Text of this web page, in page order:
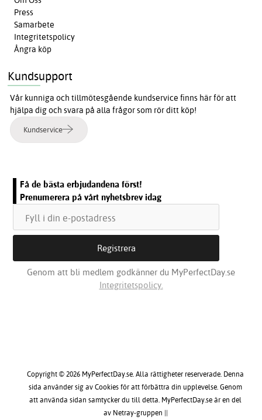
Press
Samarbete
Integritetspolicy
Ångra köp
Kundsupport
Vår kunniga och tillmötesgående kundservice finns här för att
hjälpa dig och svara på alla frågor som rör ditt köp!
Kundservice
Få de bästa erbjudandena först!
Prenumerera på vårt nyhetsbrev idag
Genom att bli medlem godkänner du MyPerfectDay.se
Integritetspolicy.
Copyright © 2026 MyPerfectDay.se. Alla rättigheter reserverade. Denna
sida använder sig av Cookies för att förbättra din upplevelse. Genom
att använda sidan samtycker du till detta. MyPerfectDay.se är en del
av Netray-gruppen ||